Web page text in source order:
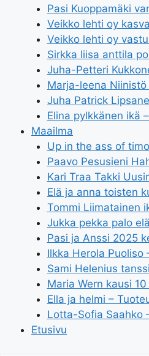
Pasi Kuoppamäki
Veikko lehti oy
Veikko lehti oy
Sirkka liisa anttila
Juha-Petteri
Marja-leena
Juha Patrick
Elina pylkkänen ikä
Maailma
Up in the ass of
Paavo Pesusieni
Kari Traa Takki
Elä ja anna toisten
Tommi Liimatainen
Jukka pekka palo
Pasi ja Anssi 2025
Ilkka Herola
Sami Helenius
Maria Wern kausi
Ella ja helmi –
Lotta-Sofia Saahko
Etusivu